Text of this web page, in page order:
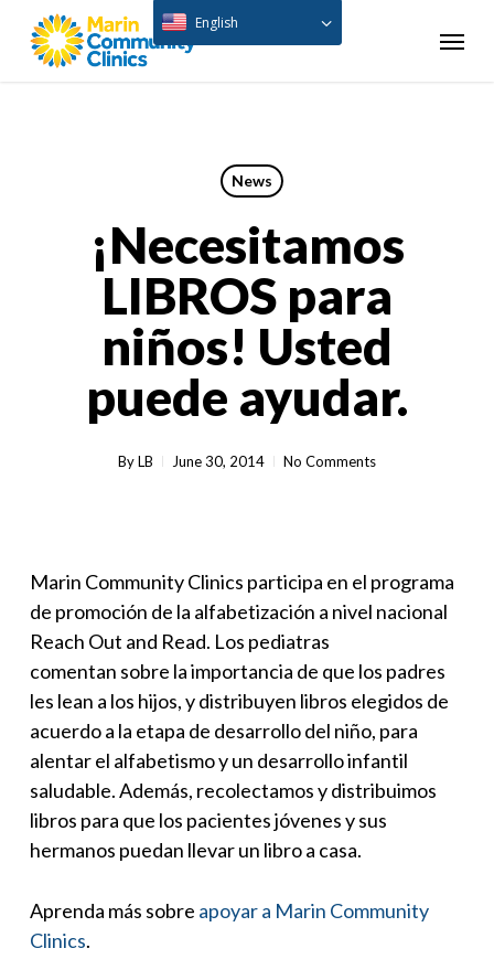
Menu
News
¡Necesitamos
LIBROS para
niños! Usted
puede ayudar.
ByLB June 30, 2014 No Comments
Marin Community Clinics participa en el programa
de promoción de la alfabetización a nivel nacional
Reach Out and Read. Los pediatras
comentan sobre la importancia de que los padres
les lean a los hijos, y distribuyen libros elegidos de
acuerdo a la etapa de desarrollo del niño, para
alentar el alfabetismo y un desarrollo infantil
saludable. Además, recolectamos y distribuimos
libros para que los pacientes jóvenes y sus
hermanos puedan llevar un libro a casa.
Aprenda más sobre apoyar a Marin Community
Clinics.
English